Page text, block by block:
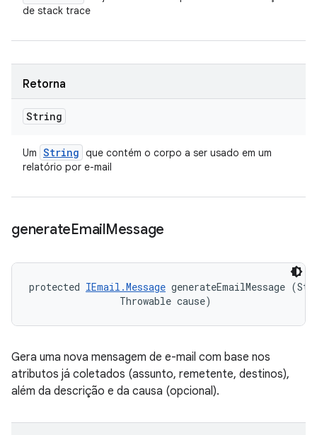
de stack trace
Retorna
String
Um String que contém o corpo a ser usado em um
relatório por e-mail
generateEmailMessage
protected IEmail.Message generateEmailMessage
                Throwable cause)
Gera uma nova mensagem de e-mail com base nos
atributos já coletados (assunto, remetente, destinos),
além da descrição e da causa (opcional).